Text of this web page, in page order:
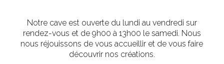
Notre cave est ouverte du lundi au vendredi sur
rendez-vous et de 9h00 à 13h00 le samedi. Nous
nous réjouissons de vous accueillir et de vous faire
découvrir nos créations.